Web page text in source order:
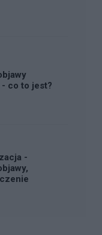
co to jest?
-